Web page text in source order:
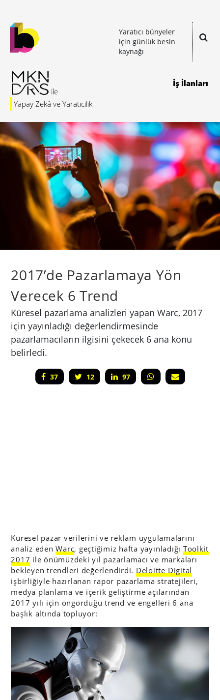
Yaratıcı bünyeler
için günlük besin
kaynağı
Yapay Zekâ ve Yaratıcılık
İş İlanları
2017’de Pazarlamaya Yön
Verecek 6 Trend
Küresel pazarlama analizleri yapan Warc, 2017
için yayınladığı değerlendirmesinde
pazarlamacıların ilgisini çekecek 6 ana konu
belirledi.
37 12 97
Küresel pazar verilerini ve reklam uygulamalarını
analiz edenWarc, geçtiğimiz hafta yayınladığı Toolkit
2017 ile önümüzdeki yıl pazarlamacı ve markaları
bekleyen trendleri değerlendirdi. Deloitte Digital
işbirliğiyle hazırlanan rapor pazarlama stratejileri,
medya planlama ve içerik geliştirme açılarından
2017 yılı için öngördüğü trend ve engelleri 6 ana
başlık altında topluyor: